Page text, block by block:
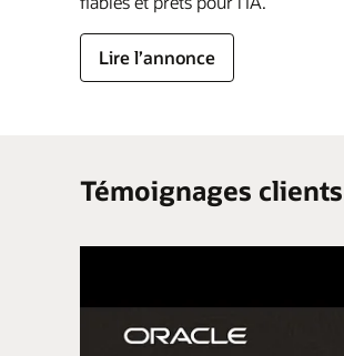
Lire l’annonce
Témoignages